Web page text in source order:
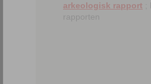
arkeologisk rapport
rapporten